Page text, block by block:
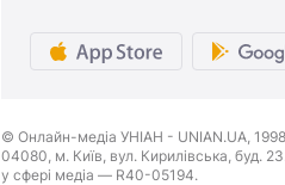
© Онлайн-медіа УНІАН - UNIAN.UA,
04080, м. Київ, вул. Кирилівська, буд.
у сфері медіа — R40-05194.